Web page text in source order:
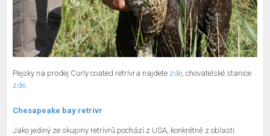
Pejsky na prodej Curly coated retrívra najdete zde , chovatelské stanice
zde
Chesapeake bay retrívr
Jako jediný ze skupiny retrívrů pochází z USA, konkrétně z oblasti